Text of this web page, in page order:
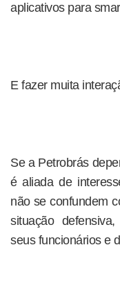
aplicativos para
E fazer muita
Se a Petrobrás
é aliada de
não se confundem
situação
seus funcionários e